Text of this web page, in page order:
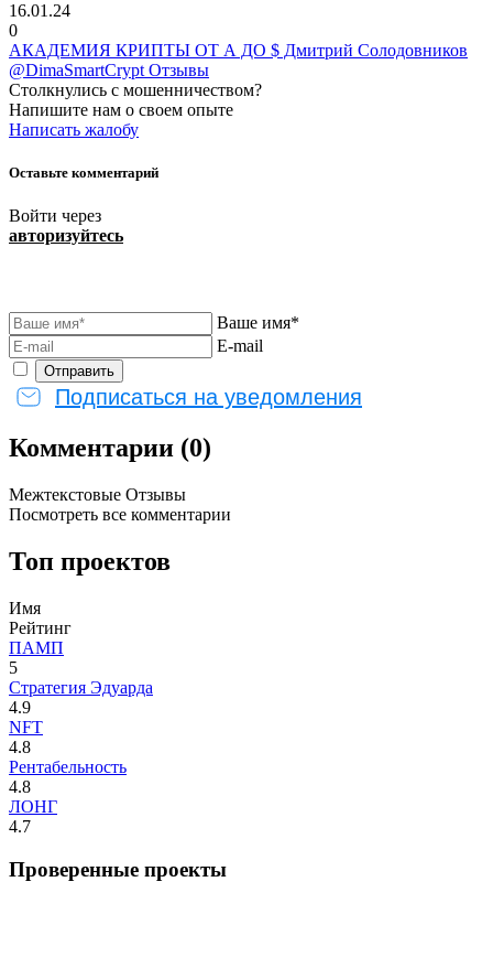
16.01.24
0
АКАДЕМИЯ КРИПТЫ ОТ А ДО $ Дмитрий Солодовников
@DimaSmartCrypt Отзывы
Столкнулись с мошенничеством?
Напишите нам о своем опыте
Написать жалобу
Оставьте комментарий
Войти через
авторизуйтесь
Ваше имя*
E-mail
Подписаться на уведомления
Комментарии (0)
Межтекстовые Отзывы
Посмотреть все комментарии
Топ проектов
Имя
Рейтинг
ПАМП
5
Стратегия Эдуарда
4.9
NFT
4.8
Рентабельность
4.8
ЛОНГ
4.7
Проверенные проекты